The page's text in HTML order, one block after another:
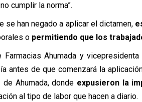
cumplir la norma”.
se han negado a aplicar el dictamen,
o permitiendo que los
Ahumada y
antes de que comenzará la
Ahumada, donde expusieron la
al tipo de labor que hacen a diario.